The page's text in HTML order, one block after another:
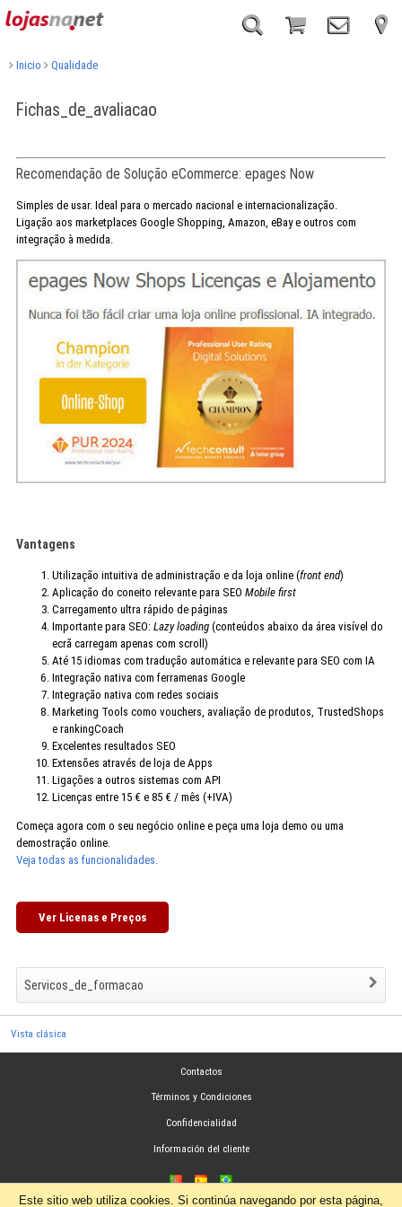
Inicio Qualidade
Fichas_de_avaliacao
Recomendação de Solução eCommerce: epages Now
Simples de usar. Ideal para o mercado nacional e internacionalização.
Ligação aos marketplaces Google Shopping, Amazon, eBay e outros com
integração à medida.
Vantagens
Utilização intuitiva de administração e da loja online (front end)
Aplicação do coneito relevante para SEO Mobile first
Carregamento ultra rápido de páginas
Importante para SEO: Lazy loading(conteúdos abaixo da área visível do
ecrã carregam apenas com scroll)
Até 15 idiomas com tradução automática e relevante para SEO com IA
Integração nativa com ferramenas Google
Integração nativa com redes sociais
Marketing Tools como vouchers, avaliação de produtos, TrustedShops
e rankingCoach
Excelentes resultados SEO
Extensões através de loja de Apps
Ligações a outros sistemas com API
Licenças entre 15 € e 85 € / mês (+IVA)
Começa agora com o seu negócio online e peça uma loja demo ou uma
demostração online.
Veja todas as funcionalidades.
Ver Licenas e Preços
Servicos_de_formacao
Vista clásica
Contactos
Términos y Condiciones
Confidencialidad
Información del cliente
Este sitio web utiliza cookies. Si continúa navegando por esta página,